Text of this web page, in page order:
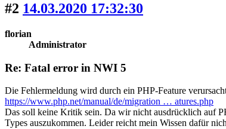
#2 14.03.2020 17:32:30
florian
Administrator
Re: Fatal error in NWI 5
Die Fehlermeldung wird durch ein PHP-Feature
https://www.php.net/manual/de/migration … atures.php
Das soll keine Kritik sein. Da wir nicht ausdrücklich auf
Types auszukommen. Leider reicht mein Wissen dafür